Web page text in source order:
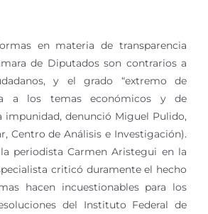
en materia de transparencia
de Diputados son contrarios a
y el grado “extremo de
a los temas económicos y de
impunidad, denunció Miguel Pulido,
Centro de Análisis e Investigación).
periodista Carmen Aristegui en la
criticó duramente el hecho
hacen incuestionables para los
del Instituto Federal de